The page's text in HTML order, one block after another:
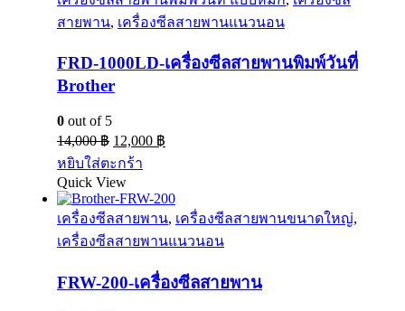
สายพาน, เครื่องซีลสายพานแนวนอน
FRD-1000LD-เครื่องซีลสายพานพิมพ์วันที่
Brother
0 out of 5
14,000฿ 12,000 ฿
หยิบใส่ตะกร้า
Quick View
เครื่องซีลสายพาน, เครื่องซีลสายพานขนาดใหญ่,
เครื่องซีลสายพานแนวนอน
FRW-200-เครื่องซีลสายพาน